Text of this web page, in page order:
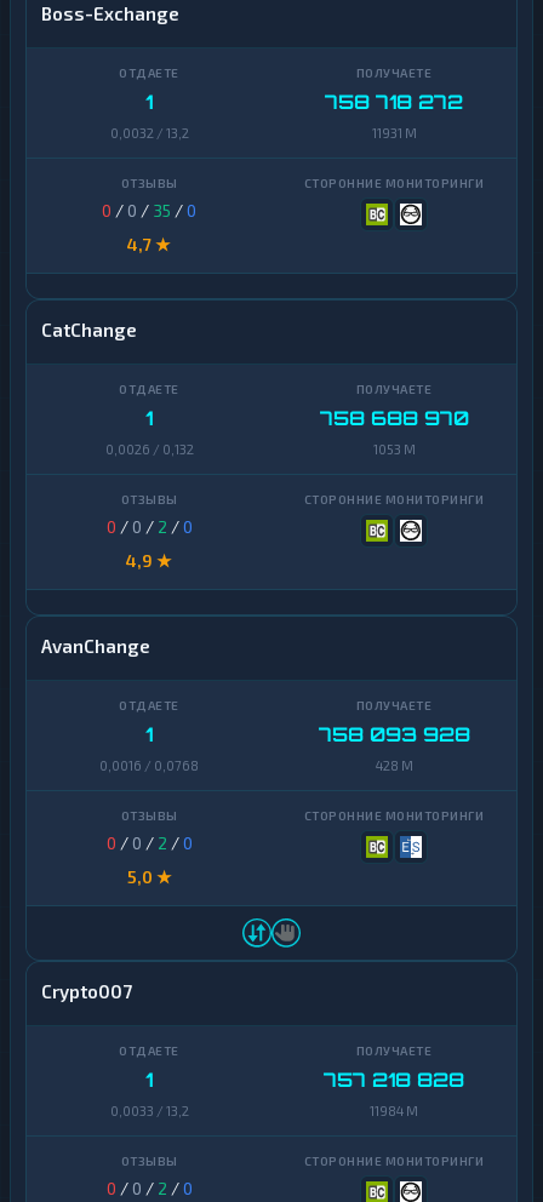
Boss-Exchange
1
0,0032 / 13,2
758 718 272
11931 M
0 / 0 / 35 /0
4,7 ★
CatChange
1
0,0026 / 0,132
758 688 970
1053 M
0 / 0 / 2 /0
4,9 ★
AvanChange
1
0,0016 / 0,0768
758 093 928
428 M
0 / 0 / 2 /0
5,0 ★
Crypto007
1
0,0033 / 13,2
757 218 828
11984 M
0 / 0 / 2 /0